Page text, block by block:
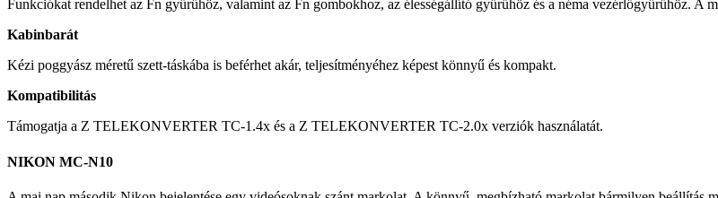
Funkciókat rendelhet az Fn gyűrűhöz, valamint az Fn gombokhoz, az élességállító gyűrűhöz és a néma vezérlőgyűrűhöz. A
Kabinbarát
Kézi poggyász méretű szett-táskába is beférhet akár, teljesítményéhez képest könnyű és kompakt.
Kompatibilitás
Támogatja a Z TELEKONVERTER TC-1.4x és a Z TELEKONVERTER TC-2.0x verziók használatát.
NIKON MC-N10